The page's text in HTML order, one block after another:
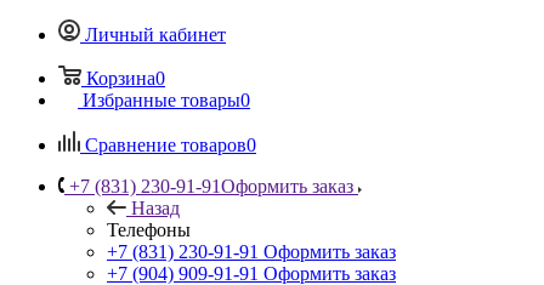
Личный кабинет
Корзина0
Избранные товары0
Сравнение товаров0
+7 (831) 230-91-91Оформить заказ
Назад
Телефоны
+7 (831) 230-91-91 Оформить заказ
+7 (904) 909-91-91 Оформить заказ